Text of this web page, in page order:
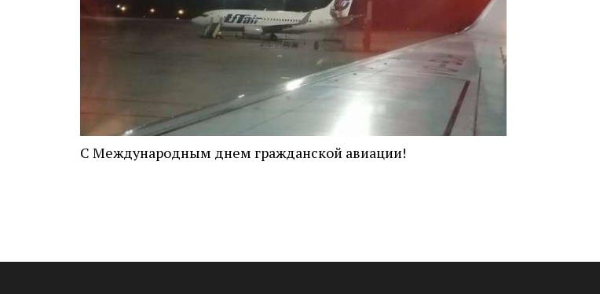
С Международным днем гражданской авиации!